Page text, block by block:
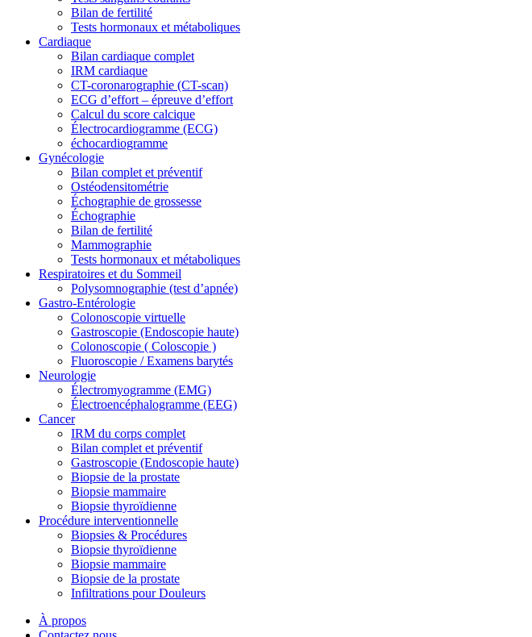
Bilan de fertilité
Tests hormonaux et métaboliques
Cardiaque
Bilan cardiaque complet
IRM cardiaque
CT-coronarographie (CT-scan)
ECG d’effort – épreuve d’effort
Calcul du score calcique
Électrocardiogramme (ECG)
échocardiogramme
Gynécologie
Bilan complet et préventif
Ostéodensitométrie
Échographie de grossesse
Échographie
Bilan de fertilité
Mammographie
Tests hormonaux et métaboliques
Respiratoires et du Sommeil
Polysomnographie (test d’apnée)
Gastro-Entérologie
Colonoscopie virtuelle
Gastroscopie (Endoscopie haute)
Colonoscopie ( Coloscopie )
Fluoroscopie / Examens barytés
Neurologie
Électromyogramme (EMG)
Électroencéphalogramme (EEG)
Cancer
IRM du corps complet
Bilan complet et préventif
Gastroscopie (Endoscopie haute)
Biopsie de la prostate
Biopsie mammaire
Biopsie thyroïdienne
Procédure interventionnelle
Biopsies & Procédures
Biopsie thyroïdienne
Biopsie mammaire
Biopsie de la prostate
Infiltrations pour Douleurs
À propos